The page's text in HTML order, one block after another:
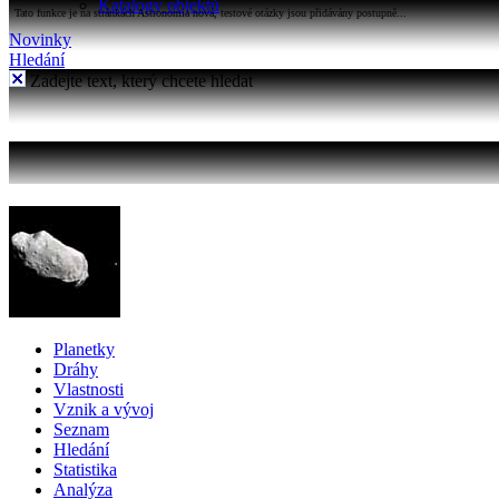
Katalogy objektů
Tato funkce je na stránkách Astronomia nová, testové otázky jsou přidávány postupně...
Novinky
Hledání
Zadejte text, který chcete hledat
Planetky
Dráhy
Vlastnosti
Vznik a vývoj
Seznam
Hledání
Statistika
Analýza